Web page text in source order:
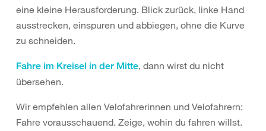
eine kleine Herausforderung. Blick zurück, linke Hand
ausstrecken, einspuren und abbiegen, ohne die Kurve
zu schneiden.
Fahre im Kreisel in der Mitte, dann wirst du nicht
übersehen.
Wir empfehlen allen Velofahrerinnen und Velofahrern:
Fahre vorausschauend. Zeige, wohin du fahren willst.